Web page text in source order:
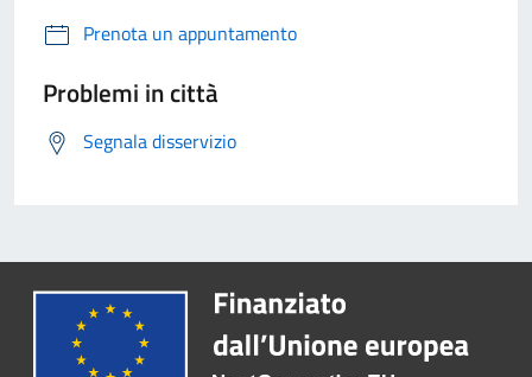
Prenota un appuntamento
Problemi in città
Segnala disservizio